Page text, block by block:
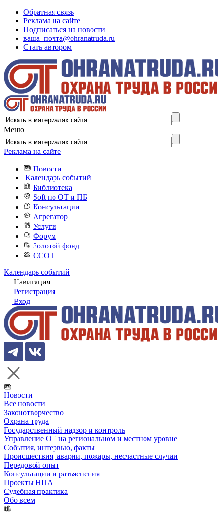
Обратная связь
Реклама на сайте
Подписаться на новости
ваша_почта@ohranatruda.ru
Стать автором
Меню
Реклама на сайте
Новости
Календарь событий
Библиотека
Soft по ОТ и ПБ
Консультации
Агрегатор
Услуги
Форум
Золотой фонд
ССОТ
Календарь событий
Навигация
Регистрация
Вход
Новости
Все новости
Законотворчество
Охрана труда
Государственный надзор и контроль
Управление ОТ на региональном и местном уровне
События, интервью, факты
Происшествия, аварии, пожары, несчастные случаи
Передовой опыт
Консультации и разъяснения
Проекты НПА
Судебная практика
Обо всем